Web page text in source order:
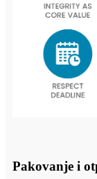
Pakovanje i